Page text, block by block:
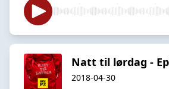
Natt til lørdag -
2018-04-30